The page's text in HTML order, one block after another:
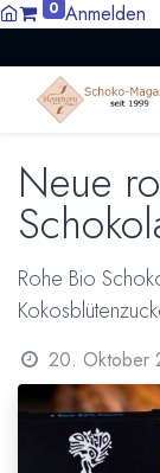
0 Anmelden
Neue
Rohe Bio
20. Oktober